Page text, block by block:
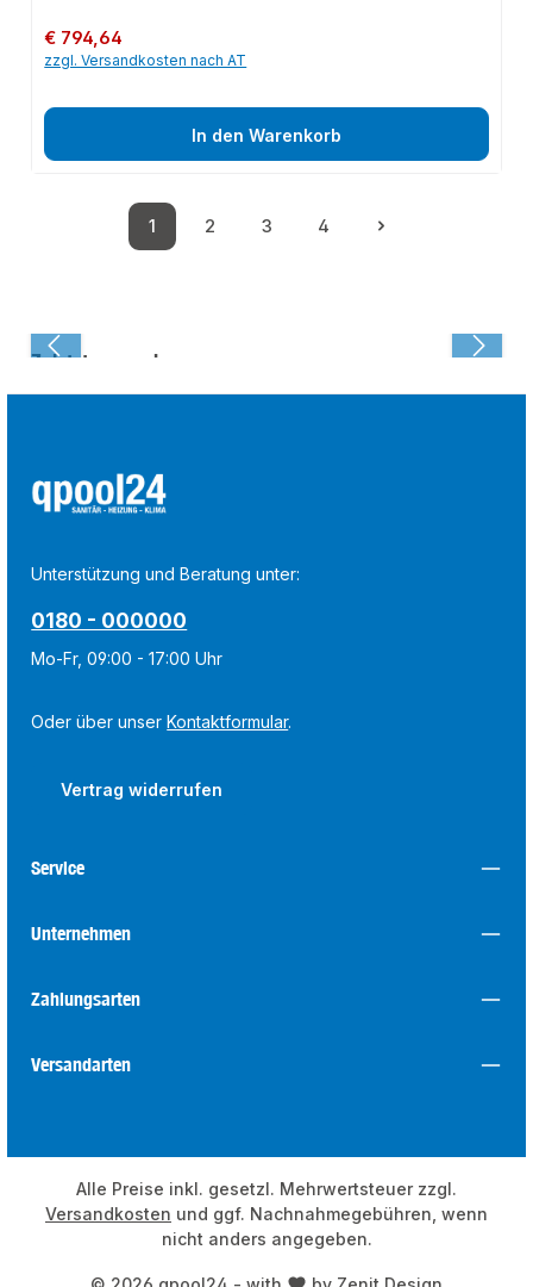
Regulärer Preis:
€ 794,64
zzgl. Versandkosten nach AT
In den Warenkorb
Seite
1
Seite
2
Seite
3
Seite
4
Zuletzt angesehen:
Unterstützung und Beratung unter:
0180 - 000000
Mo-Fr, 09:00 - 17:00 Uhr
Oder über unserKontaktformular.
Vertrag widerrufen
Service
Unternehmen
Zahlungsarten
Versandarten
© 2026 qpool24 - with by Zenit Design
Alle Preise inkl. gesetzl. Mehrwertsteuer zzgl.
Versandkosten und ggf. Nachnahmegebühren, wenn
nicht anders angegeben.